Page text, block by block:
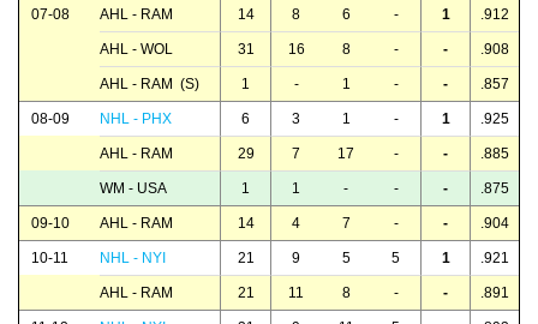
07-08 AHL - RAM 14 8 6 - 1 .912
AHL - WOL 31 16 8 - - .908
AHL - RAM (S) 1 - 1 - - .857
08-09 NHL - PHX 6 3 1 - 1 .925
AHL - RAM 29 7 17 - - .885
WM - USA 1 1 - - - .875
09-10 AHL - RAM 14 4 7 - - .904
10-11 NHL - NYI 21 9 5 5 1 .921
AHL - RAM 21 11 8 - - .891